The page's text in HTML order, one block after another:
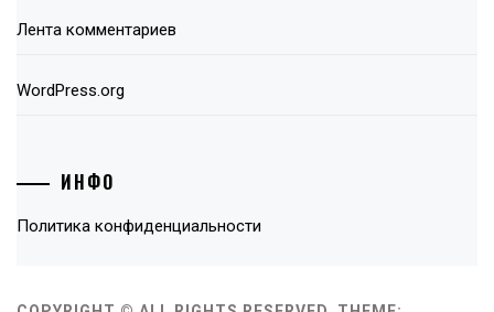
Лента комментариев
WordPress.org
ИНФО
Политика конфиденциальности